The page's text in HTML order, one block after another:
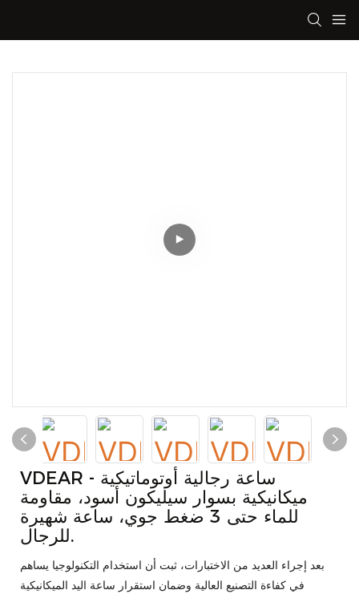
VDEAR - ساعة رجالية أوتوماتيكية
ميكانيكية بسوار سيليكون أسود، مقاومة
للماء حتى 3 ضغط جوي، ساعة شهيرة
للرجال.
بعد إجراء العديد من الاختبارات، ثبت أن استخدام التكنولوجيا يساهم
في كفاءة التصنيع العالية وضمان استقرار ساعة اليد الميكانيكية